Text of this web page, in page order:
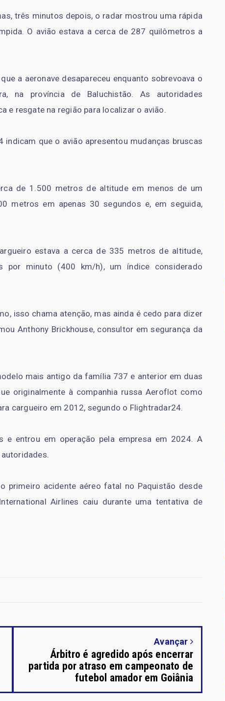
três minutos depois, o radar mostrou uma rápida
O avião estava a cerca de 287 quilômetros a
a aeronave desapareceu enquanto sobrevoava o
na província de Baluchistão. As autoridades
e resgate na região para localizar o avião.
que o avião apresentou mudanças bruscas
de 1.500 metros de altitude em menos de um
metros em apenas 30 segundos e, em seguida,
estava a cerca de 335 metros de altitude,
por minuto (400 km/h), um índice considerado
isso chama atenção, mas ainda é cedo para dizer
Anthony Brickhouse, consultor em segurança da
mais antigo da família 737 e anterior em duas
originalmente à companhia russa Aeroflot como
cargueiro em 2012, segundo o Flightradar24.
entrou em operação pela empresa em 2024. A
primeiro acidente aéreo fatal no Paquistão desde
Airlines caiu durante uma tentativa de
Avançar
Árbitro é agredido após encerrar
partida por atraso em campeonato de
futebol amador em Goiânia